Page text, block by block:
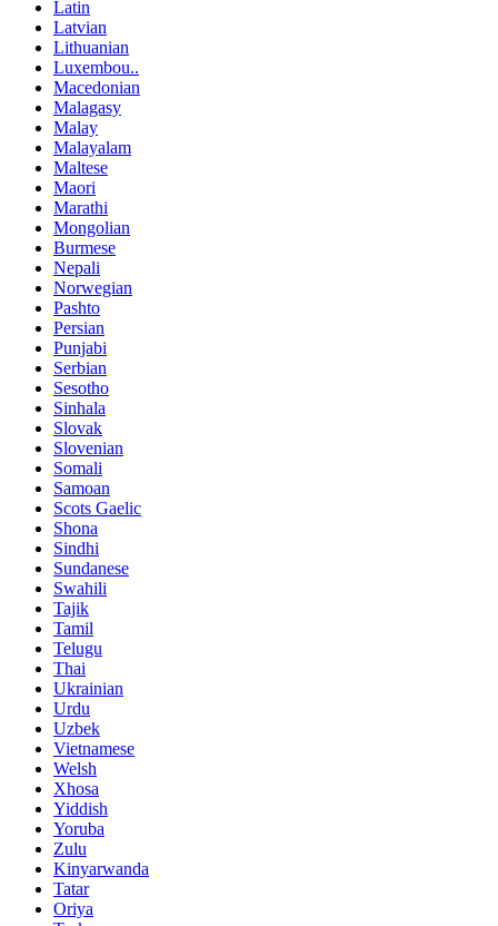
Latin
Latvian
Lithuanian
Luxembou..
Macedonian
Malagasy
Malay
Malayalam
Maltese
Maori
Marathi
Mongolian
Burmese
Nepali
Norwegian
Pashto
Persian
Punjabi
Serbian
Sesotho
Sinhala
Slovak
Slovenian
Somali
Samoan
Scots Gaelic
Shona
Sindhi
Sundanese
Swahili
Tajik
Tamil
Telugu
Thai
Ukrainian
Urdu
Uzbek
Vietnamese
Welsh
Xhosa
Yiddish
Yoruba
Zulu
Kinyarwanda
Tatar
Oriya